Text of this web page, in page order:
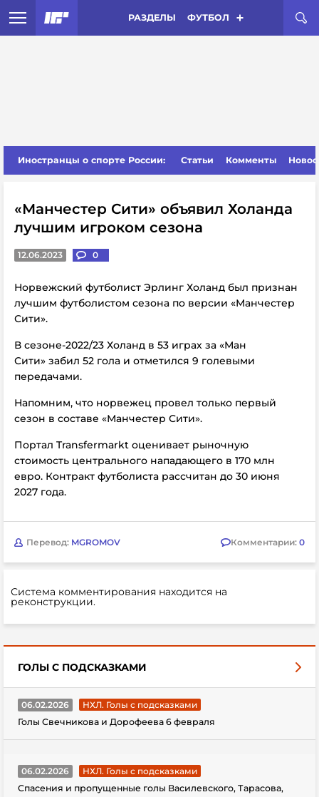
РАЗДЕЛЫ ФУТБОЛ
Иностранцы о спорте России: Статьи Комменты
«Манчестер Сити» объявил Холанда
лучшим игроком сезона
12.06.2023 0
Норвежский футболист Эрлинг Холанд был признан
лучшим футболистом сезона по версии «Манчестер
Сити».
В сезоне-2022/23 Холанд в 53 играх за «Ман
Сити» забил 52 гола и отметился 9 голевыми
передачами.
Напомним, что норвежец провел только первый
сезон в составе «Манчестер Сити».
Портал Transfermarkt оценивает рыночную
стоимость центрального нападающего в 170 млн
евро. Контракт футболиста рассчитан до 30 июня
2027 года.
Перевод: MGROMOV Комментарии: 0
Система комментирования находится на
реконструкции.
ГОЛЫ С ПОДСКАЗКАМИ
06.02.2026
НХЛ. Голы с подсказками
Голы Свечникова и Дорофеева 6 февраля
06.02.2026
НХЛ. Голы с подсказками
Спасения и пропущенные голы Василевского, Тарасова,